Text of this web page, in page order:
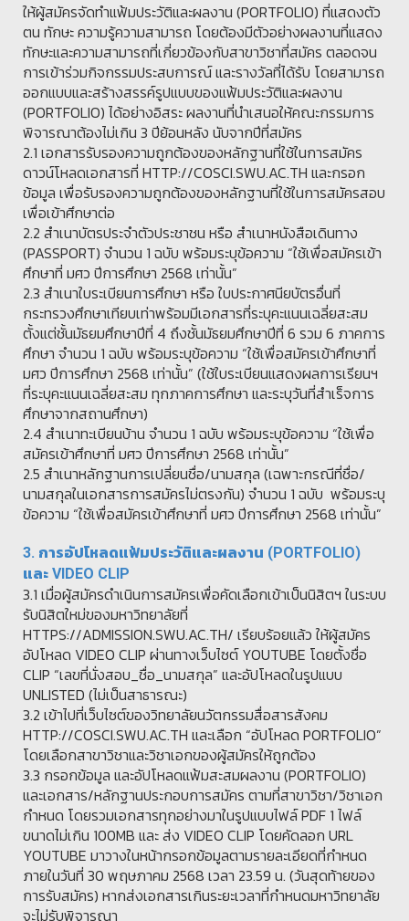
ให้ผู้สมัครจัดทำแฟ้มประวัติและผลงาน (PORTFOLIO) ที่แสดงตัว
ตน ทักษะ ความรู้ความสามารถ โดยต้องมีตัวอย่างผลงานที่แสดง
ทักษะและความสามารถที่เกี่ยวข้องกับสาขาวิชาที่สมัคร ตลอดจน
การเข้าร่วมกิจกรรมประสบการณ์ และรางวัลที่ได้รับ โดยสามารถ
ออกแบบและสร้างสรรค์รูปแบบของแฟ้มประวัติและผลงาน
(PORTFOLIO) ได้อย่างอิสระ ผลงานที่นำเสนอให้คณะกรรมการ
พิจารณาต้องไม่เกิน 3 ปีย้อนหลัง นับจากปีที่สมัคร
2.1 เอกสารรับรองความถูกต้องของหลักฐานที่ใช้ในการสมัคร
ดาวน์โหลดเอกสารที่ HTTP://COSCI.SWU.AC.TH และกรอก
ข้อมูล เพื่อรับรองความถูกต้องของหลักฐานที่ใช้ในการสมัครสอบ
เพื่อเข้าศึกษาต่อ
2.2 สำเนาบัตรประจำตัวประชาชน หรือ สำเนาหนังสือเดินทาง
(PASSPORT) จำนวน 1 ฉบับ พร้อมระบุข้อความ “ใช้เพื่อสมัครเข้า
ศึกษาที่ มศว ปีการศึกษา 2568 เท่านั้น”
2.3 สำเนาใบระเบียนการศึกษา หรือ ใบประกาศนียบัตรอื่นที่
กระทรวงศึกษาเทียบเท่าพร้อมมีเอกสารที่ระบุคะแนนเฉลี่ยสะสม
ตั้งแต่ชั้นมัธยมศึกษาปีที่ 4 ถึงชั้นมัธยมศึกษาปีที่ 6 รวม 6 ภาคการ
ศึกษา จำนวน 1 ฉบับ พร้อมระบุข้อความ “ใช้เพื่อสมัครเข้าศึกษาที่
มศว ปีการศึกษา 2568 เท่านั้น” (ใช้ใบระเบียนแสดงผลการเรียนฯ
ที่ระบุคะแนนเฉลี่ยสะสม ทุกภาคการศึกษา และระบุวันที่สำเร็จการ
ศึกษาจากสถานศึกษา)
2.4 สำเนาทะเบียนบ้าน จำนวน 1 ฉบับ พร้อมระบุข้อความ “ใช้เพื่อ
สมัครเข้าศึกษาที่ มศว ปีการศึกษา 2568 เท่านั้น”
2.5 สำเนาหลักฐานการเปลี่ยนชื่อ/นามสกุล (เฉพาะกรณีที่ชื่อ/
นามสกุลในเอกสารการสมัครไม่ตรงกัน) จำนวน 1 ฉบับ พร้อมระบุ
ข้อความ “ใช้เพื่อสมัครเข้าศึกษาที่ มศว ปีการศึกษา 2568 เท่านั้น”
3. การอัปโหลดแฟ้มประวัติและผลงาน (PORTFOLIO)
และ VIDEO CLIP
3.1 เมื่อผู้สมัครดำเนินการสมัครเพื่อคัดเลือกเข้าเป็นนิสิตฯ ในระบบ
รับนิสิตใหม่ของมหาวิทยาลัยที่
HTTPS://ADMISSION.SWU.AC.TH/ เรียบร้อยแล้ว ให้ผู้สมัคร
อัปโหลด VIDEO CLIP ผ่านทางเว็บไซต์ YOUTUBE โดยตั้งชื่อ
CLIP “เลขที่นั่งสอบ_ชื่อ_นามสกุล” และอัปโหลดในรูปแบบ
UNLISTED (ไม่เป็นสาธารณะ)
3.2 เข้าไปที่เว็บไซต์ของวิทยาลัยนวัตกรรมสื่อสารสังคม
HTTP://COSCI.SWU.AC.TH และเลือก “อัปโหลด PORTFOLIO”
โดยเลือกสาขาวิชาและวิชาเอกของผู้สมัครให้ถูกต้อง
3.3 กรอกข้อมูล และอัปโหลดแฟ้มสะสมผลงาน (PORTFOLIO)
และเอกสาร/หลักฐานประกอบการสมัคร ตามที่สาขาวิชา/วิชาเอก
กำหนด โดยรวมเอกสารทุกอย่างมาในรูปแบบไฟล์ PDF 1 ไฟล์
ขนาดไม่เกิน 100MB และ ส่ง VIDEO CLIP โดยคัดลอก URL
YOUTUBE มาวางในหน้ากรอกข้อมูลตามรายละเอียดที่กำหนด
ภายในวันที่ 30 พฤษภาคม 2568 เวลา 23.59 น. (วันสุดท้ายของ
การรับสมัคร) หากส่งเอกสารเกินระยะเวลาที่กำหนดมหาวิทยาลัย
จะไม่รับพิจารณา